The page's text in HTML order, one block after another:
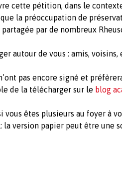
cette pétition, dans le
la préoccupation de
par de nombreux
autour de vous : amis, voisins,
pas encore signé et
de la télécharger sur le blog
vous êtes plusieurs au foyer à
la version papier peut être une